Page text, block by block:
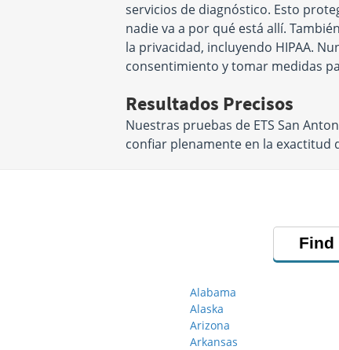
servicios de diagnóstico. Esto
nadie va a por qué está allí.
la privacidad, incluyendo HIPAA.
consentimiento y tomar medidas
Resultados Precisos
Nuestras pruebas de ETS San
confiar plenamente en la exactitud
Find
Alabama
Alaska
Arizona
Arkansas